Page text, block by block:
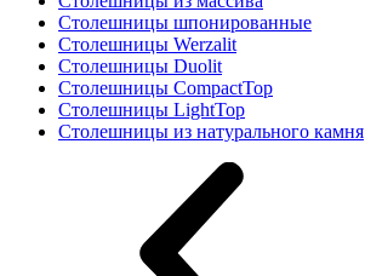
Столешницы шпонированные
Столешницы Werzalit
Столешницы Duolit
Столешницы CompactTop
Столешницы LightTop
Столешницы из натурального камня